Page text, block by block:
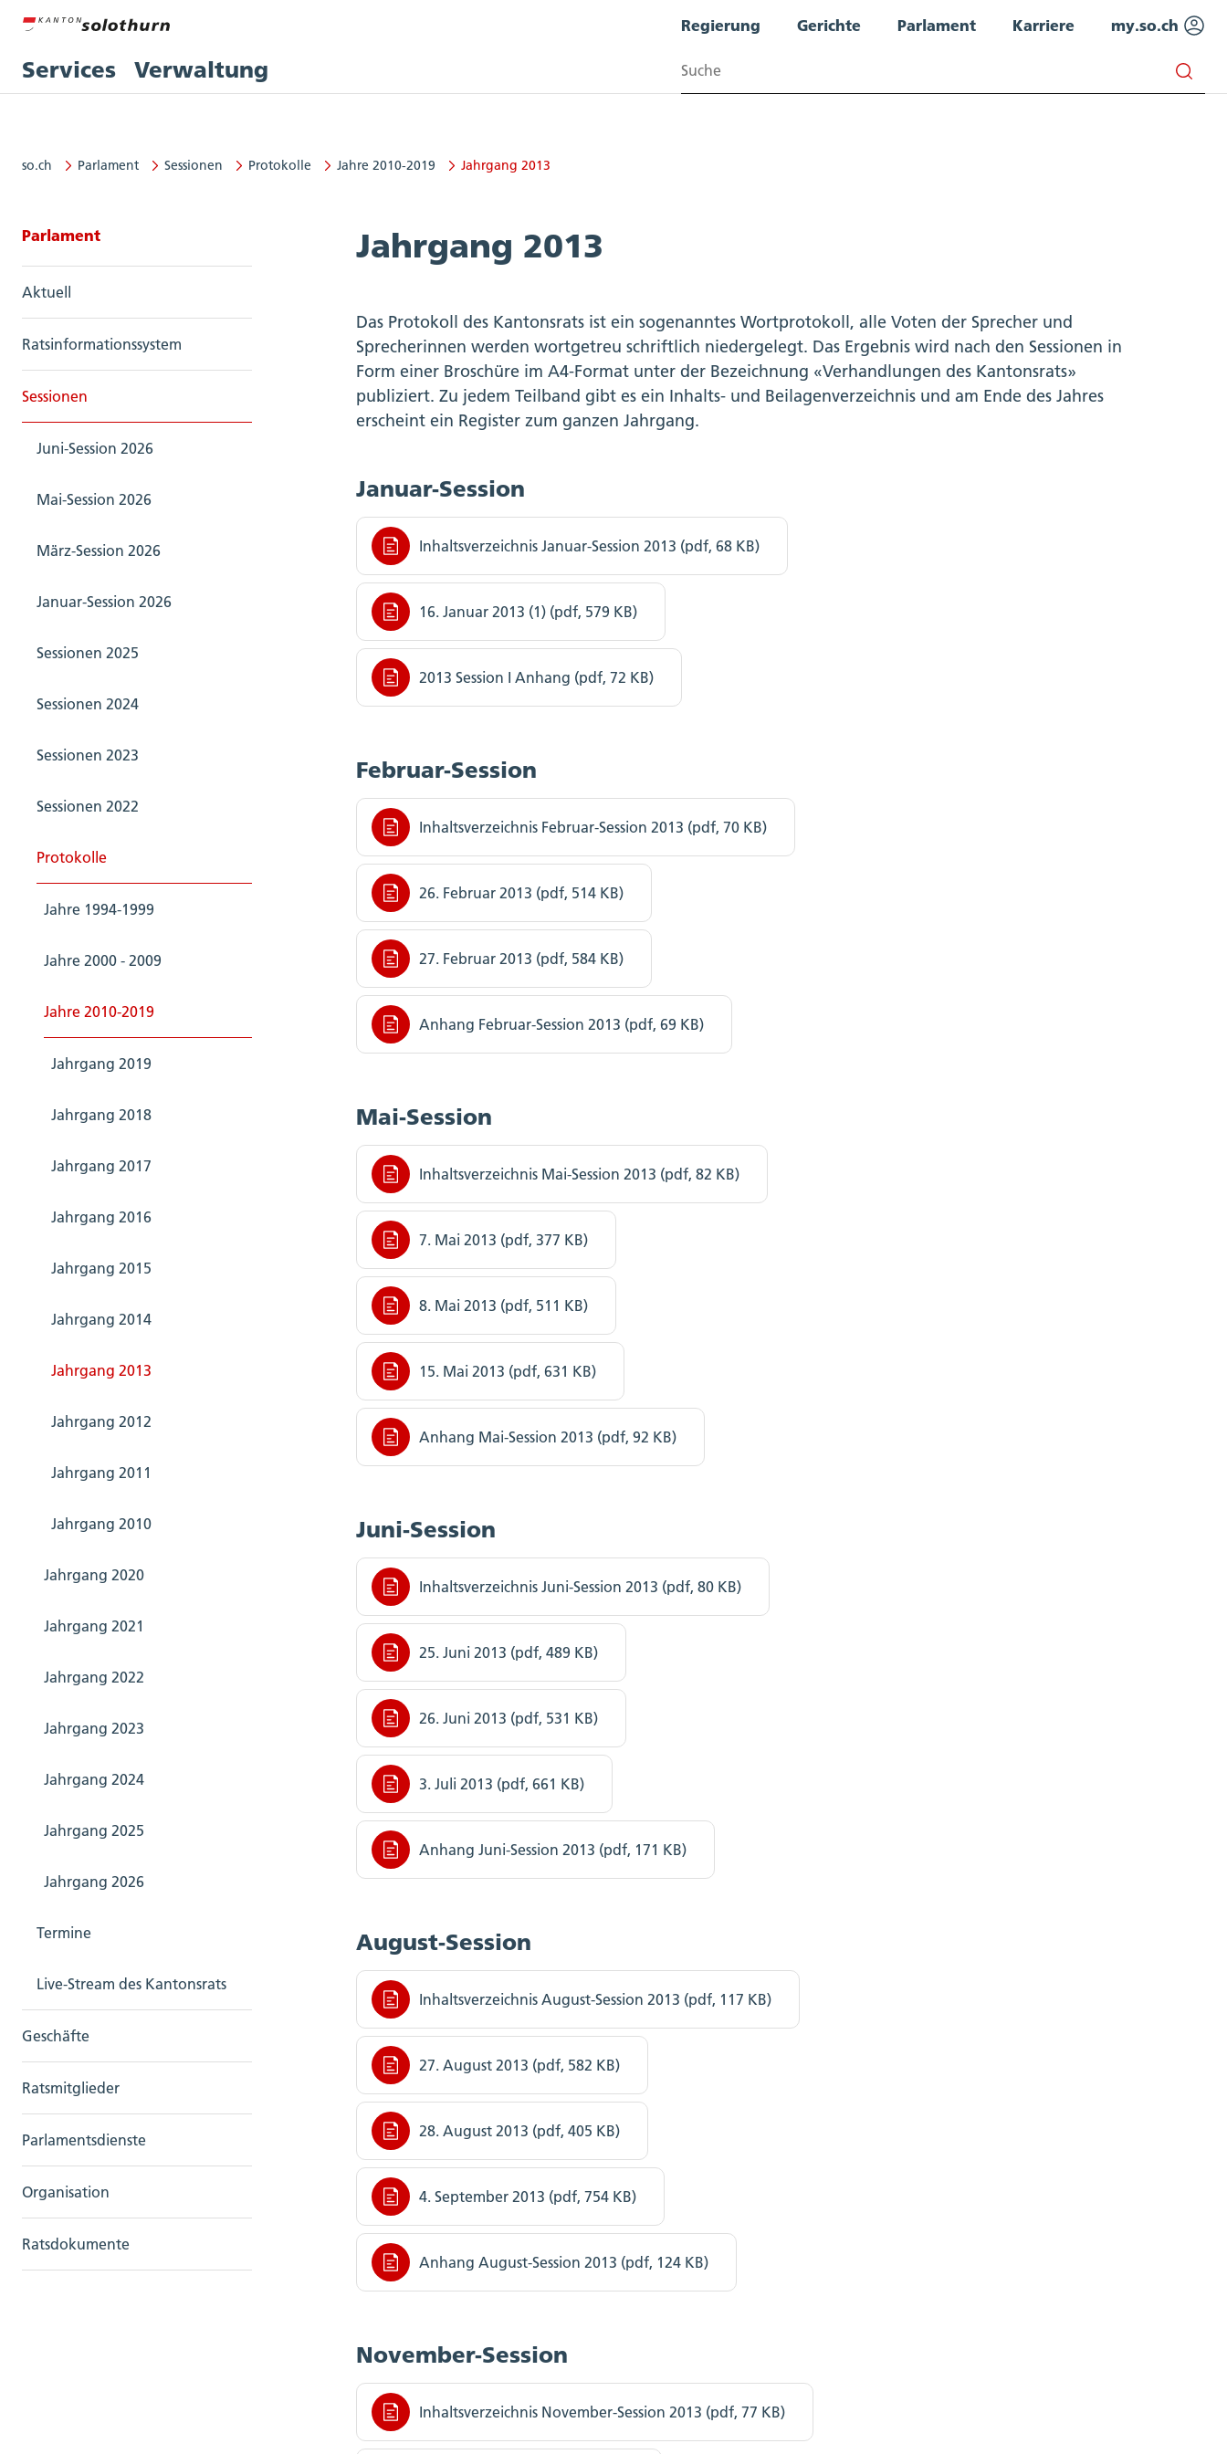
Services Verwaltung
Regierung Gerichte Parlament Karriere my.so.ch
Suchen
so.ch Parlament Sessionen Protokolle Jahre 2010-2019 Jahrgang 2013
Seitennavigation: Parlament
Parlament
Aktuell
Ratsinformationssystem
Sessionen
Juni-Session 2026
Mai-Session 2026
März-Session 2026
Januar-Session 2026
Sessionen 2025
Sessionen 2024
Sessionen 2023
Sessionen 2022
Protokolle
Jahre 1994-1999
Jahre 2000 - 2009
Jahre 2010-2019
Jahrgang 2019
Jahrgang 2018
Jahrgang 2017
Jahrgang 2016
Jahrgang 2015
Jahrgang 2014
Jahrgang 2013
Jahrgang 2012
Jahrgang 2011
Jahrgang 2010
Jahrgang 2020
Jahrgang 2021
Jahrgang 2022
Jahrgang 2023
Jahrgang 2024
Jahrgang 2025
Jahrgang 2026
Termine
Live-Stream des Kantonsrats
Geschäfte
Ratsmitglieder
Parlamentsdienste
Organisation
Ratsdokumente
Jahrgang 2013
Das Protokoll des Kantonsrats ist ein sogenanntes Wortprotokoll, alle Voten der Sprecher und
Sprecherinnen werden wortgetreu schriftlich niedergelegt. Das Ergebnis wird nach den Sessionen in
Form einer Broschüre im A4-Format unter der Bezeichnung «Verhandlungen des Kantonsrats»
publiziert. Zu jedem Teilband gibt es ein Inhalts- und Beilagenverzeichnis und am Ende des Jahres
erscheint ein Register zum ganzen Jahrgang.
Januar-Session
Inhaltsverzeichnis Januar-Session 2013 (pdf, 68 KB)
16. Januar 2013 (1) (pdf, 579 KB)
2013 Session I Anhang (pdf, 72 KB)
Februar-Session
Inhaltsverzeichnis Februar-Session 2013 (pdf, 70 KB)
26. Februar 2013 (pdf, 514 KB)
27. Februar 2013 (pdf, 584 KB)
Anhang Februar-Session 2013 (pdf, 69 KB)
Mai-Session
Inhaltsverzeichnis Mai-Session 2013 (pdf, 82 KB)
7. Mai 2013 (pdf, 377 KB)
8. Mai 2013 (pdf, 511 KB)
15. Mai 2013 (pdf, 631 KB)
Anhang Mai-Session 2013 (pdf, 92 KB)
Juni-Session
Inhaltsverzeichnis Juni-Session 2013 (pdf, 80 KB)
25. Juni 2013 (pdf, 489 KB)
26. Juni 2013 (pdf, 531 KB)
3. Juli 2013 (pdf, 661 KB)
Anhang Juni-Session 2013 (pdf, 171 KB)
August-Session
Inhaltsverzeichnis August-Session 2013 (pdf, 117 KB)
27. August 2013 (pdf, 582 KB)
28. August 2013 (pdf, 405 KB)
4. September 2013 (pdf, 754 KB)
Anhang August-Session 2013 (pdf, 124 KB)
November-Session
Inhaltsverzeichnis November-Session 2013 (pdf, 77 KB)